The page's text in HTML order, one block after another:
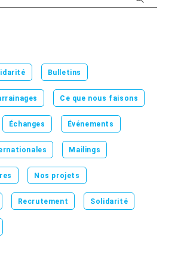
Bulletins
Ce que nous faisons
Échanges Événements
Mailings
Nos projets
Recrutement Solidarité